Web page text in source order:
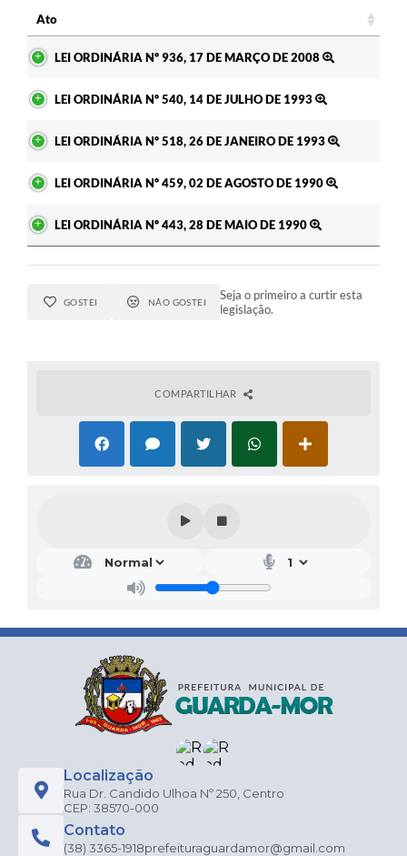
Ato
LEI ORDINÁRIA Nº 936, 17 DE MARÇO DE 2008
LEI ORDINÁRIA Nº 540, 14 DE JULHO DE 1993
LEI ORDINÁRIA Nº 518, 26 DE JANEIRO DE 1993
LEI ORDINÁRIA Nº 459, 02 DE AGOSTO DE 1990
LEI ORDINÁRIA Nº 443, 28 DE MAIO DE 1990
GOSTEI NÃO GOSTEI
Seja o primeiro a curtir esta
legislação.
COMPARTILHAR
Localização
Rua Dr. Candido Ulhoa Nº 250, Centro
CEP: 38570-000
Contato
(38) 3365-1918prefeituraguardamor@gmail.com